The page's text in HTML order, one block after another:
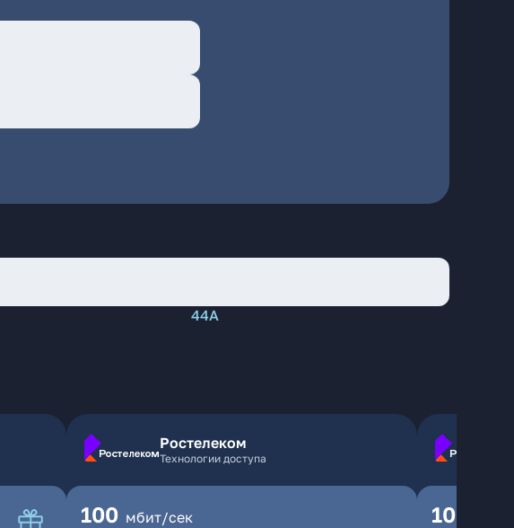
44А
Ростелеком
Технологии доступа
100 мбит/сек 100